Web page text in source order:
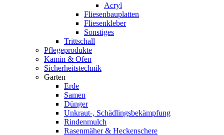
Acryl
Fliesenbauplatten
Fliesenkleber
Sonstiges
Trittschall
Pflegeprodukte
Kamin & Ofen
Sicherheitstechnik
Garten
Erde
Samen
Dünger
Unkraut-, Schädlingsbekämpfung
Rindenmulch
Rasenmäher & Heckenschere